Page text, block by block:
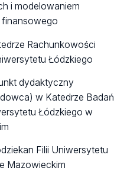
i modelowaniem
Rachunkowości
Łódzkiego
dydaktyczny
w Katedrze Badań
Łódzkiego w
Filii Uniwersytetu
Mazowieckim